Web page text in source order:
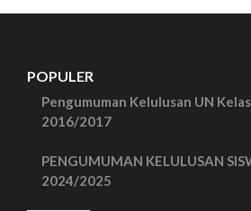
POPULER
Pengumuman Kelulusan UN
2016/2017
PENGUMUMAN KELULUSAN
2024/2025